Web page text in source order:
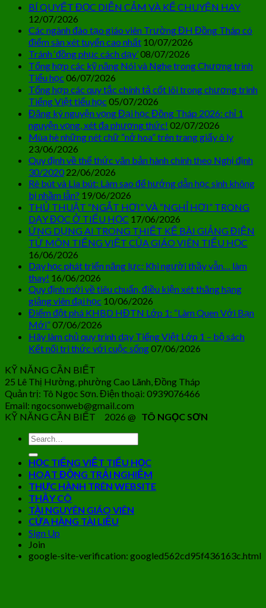
BÍ QUYẾT ĐỌC DIỄN CẢM VÀ KỂ CHUYỆN HAY
12/07/2026
Các ngành đào tạo giáo viên Trường ĐH Đồng Tháp có
điểm sàn xét tuyển cao nhất 10/07/2026
Tránh ‘đồng phục cách dạy’08/07/2026
Tổng hợp các kỹ năng Nói và Nghe trong Chương trình
Tiểu học 06/07/2026
Tổng hợp các quy tắc chính tả cốt lõi trong chương trình
Tiếng Việt tiểu học 05/07/2026
Đăng ký nguyện vọng Đại học Đồng Tháp 2026: chỉ 1
nguyện vọng, xét đa phương thức! 02/07/2026
Mùa hè những nét chữ “nở hoa” trên trang giấy ô ly
23/06/2026
Quy định về thể thức văn bản hành chính theo Nghị định
30/2020 22/06/2026
Rê bút và Lia bút: Làm sao để hướng dẫn học sinh không
bị nhầm lẫn? 19/06/2026
THỦ THUẬT “NGẮT HƠI” VÀ “NGHỈ HƠI” TRONG
DẠY ĐỌC Ở TIỂU HỌC 17/06/2026
ỨNG DỤNG AI TRONG THIẾT KẾ BÀI GIẢNG ĐIỆN
TỬ MÔN TIẾNG VIỆT CỦA GIÁO VIÊN TIỂU HỌC
16/06/2026
Dạy học phát triển năng lực: Khi người thầy vẫn… làm
thay! 16/06/2026
Quy định mới về tiêu chuẩn, điều kiện xét thăng hạng
giảng viên đại học 10/06/2026
Điểm đột phá KHBD HĐTN Lớp 1: “Làm Quen Với Bạn
Mới”07/06/2026
Hãy làm chủ quy trình dạy Tiếng Việt Lớp 1 – bộ sách
Kết nối tri thức với cuộc sống07/06/2026
KỸ NĂNG CẦN BIẾT
25 Lê Thị Hường, phường Cao Lãnh, Đồng Tháp
Quản trị: Tô Ngọc Sơn. Điện thoại: 0939076466
Email: ngocsonweb@gmail.com
KỸ NĂNG CẦN BIẾT 2026 @ TÔ NGỌC SƠN
HỌC TIẾNG VIỆT TIỂU HỌC
HOẠT ĐỘNG TRẢI NGHIỆM
THỰC HÀNH TRÊN WEBSITE
THẦY CÔ
TÀI NGUYÊN GIÁO VIÊN
CỬA HÀNG TÀI LIỆU
Sign Up
Join
google-site-verification: googled562cd95f436163c.html